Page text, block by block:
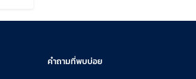
คำถามที่พบบ่อย